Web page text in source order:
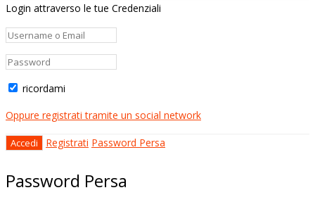
Login attraverso le tue Credenziali
ricordami
Oppure registrati tramite un social network
Registrati Password Persa
Password Persa